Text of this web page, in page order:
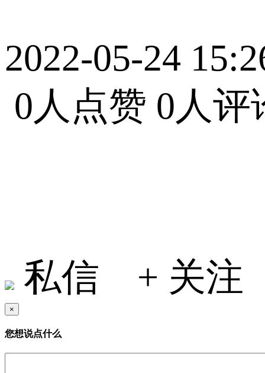
2022-05-24
0人点赞 0人评
私信 + 关注
×
您想说点什么